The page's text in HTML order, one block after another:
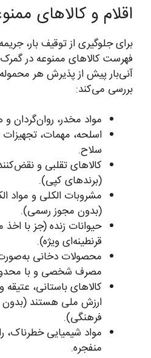
اقلام و کالاهای
برای جلوگیری از توقیف بار،
فهرست کالاهای ممنوعه در
آنی‌بار پیش از پذیرش هر
بررسی می‌کند:
مواد مخدر، روان‌گردان و
اسلحه، مهمات، تجهیزات
سلاح.
کالاهای تقلبی و
(برندهای کپی).
مشروبات الکلی و مواد
(بدون مجوز رسمی).
حیوانات زنده (جز با
قرنطینه‌ای ویژه).
محصولات دخانی
مصرف شخصی و با
کالاهای باستانی،
ارزش ملی هستند (بدون
فرهنگی).
مواد شیمیایی خطرناک،
منفجره.